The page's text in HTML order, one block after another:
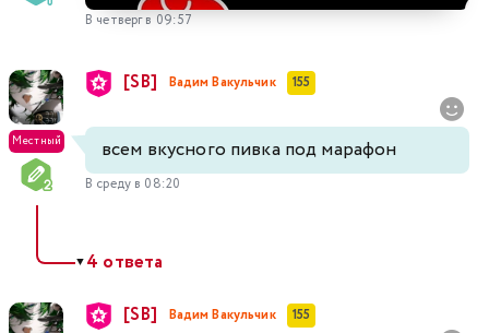
В четверг в 09:57
Местный
[SB] Вадим Вакульчик 155
всем вкусного пивка под марафон
В среду в 08:20
▼4 ответа
[SB] Вадим Вакульчик 155